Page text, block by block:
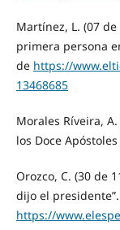
Martínez, L. (07
primera persona
de https://
13468685
Morales Ríveira,
los Doce
Orozco, C. (30 de
dijo el
https://